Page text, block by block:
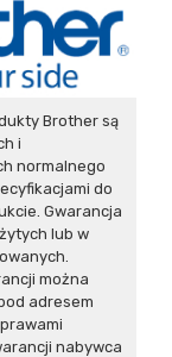
Brother są
i
normalnego
do
Gwarancja
lub w
można
adresem
nabywca